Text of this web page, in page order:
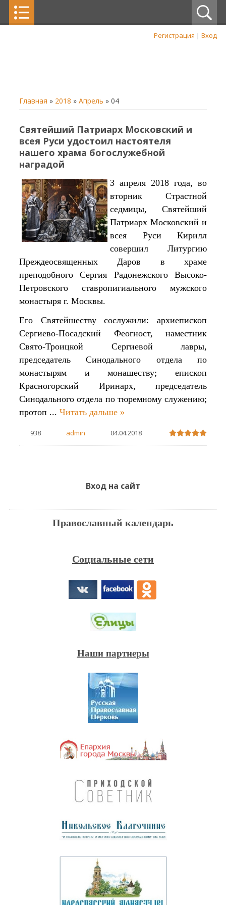
Регистрация | Вход
Главная » 2018 » Апрель » 04
Святейший Патриарх Московский и
всея Руси удостоил настоятеля
нашего храма богослужебной
наградой
3 апреля 2018 года, во
вторник Страстной
седмицы, Святейший
Патриарх Московский и
всея Руси Кирилл
совершил Литургию
Преждеосвященных Даров в храме
преподобного Сергия Радонежского Высоко-
Петровского ставропигиального мужского
монастыря г. Москвы.
Его Святейшеству сослужили: архиепископ
Сергиево-Посадский Феогност, наместник
Свято-Троицкой Сергиевой лавры,
председатель Синодального отдела по
монастырям и монашеству; епископ
Красногорский Иринарх, председатель
Синодального отдела по тюремному служению;
протоп ... Читать дальше »
938 admin 04.04.2018
Вход на сайт
Православный календарь
Социальные сети
Наши партнеры